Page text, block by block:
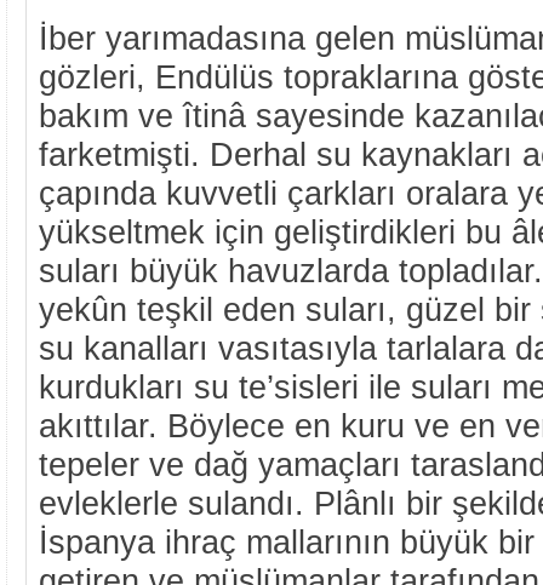
İber yarımadasına gelen
gözleri, Endülüs topraklarına
bakım ve îtinâ sayesinde
farketmişti. Derhal su kaynakları
çapında kuvvetli çarkları oralara
yükseltmek için geliştirdikleri bu
suları büyük havuzlarda
yekûn teşkil eden suları, güzel
su kanalları vasıtasıyla tarlalara
kurdukları su te’sisleri ile suları
akıttılar. Böylece en kuru ve en
tepeler ve dağ yamaçları
evleklerle sulandı. Plânlı bir
İspanya ihraç mallarının büyük bir